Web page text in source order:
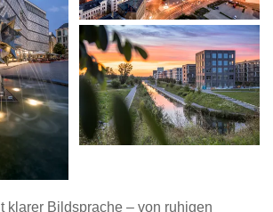
klarer Bildsprache – von ruhigen